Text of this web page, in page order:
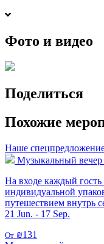
Фото и видео
Поделиться
Похожие
Наше
Музыкальный
На входе каждый гость
индивидуальной
путешествием внутрь
21 Jun. - 17 Sep.
От ₪131